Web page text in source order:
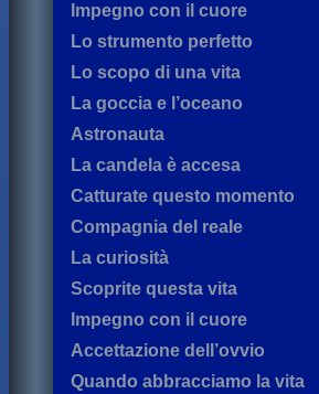
Impegno con il cuore
Lo strumento perfetto
Lo scopo di una vita
La goccia e l’oceano
Astronauta
La candela è accesa
Catturate questo momento
Compagnia del reale
La curiosità
Scoprite questa vita
Impegno con il cuore
Accettazione dell’ovvio
Quando abbracciamo la vita